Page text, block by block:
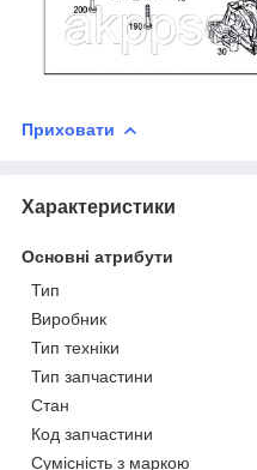
Приховати
Характеристики
Основні атрибути
Тип
Виробник
Тип техніки
Тип запчастини
Стан
Код запчастини
Сумісність з маркою